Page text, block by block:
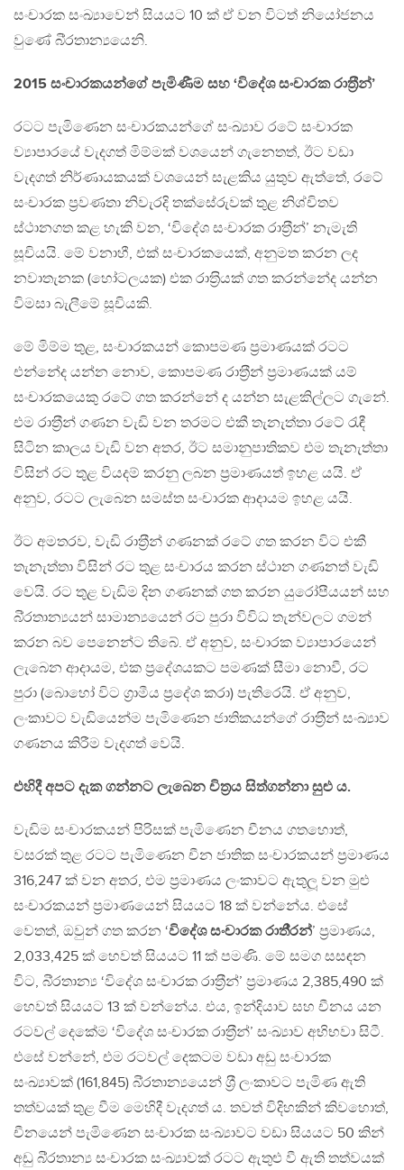
සංචාරක සංඛ්‍යාවෙන් සියයට 10 ක් ඒ වන විටත් නියෝජනය
වුණේ බි‍්‍රතාන්‍යයෙනි.
2015 සංචාරකයන්ගේ පැමිණීම සහ ‘විදේශ සංචාරක රාත‍්‍රීන්’
රටට පැමිණෙන සංචාරකයන්ගේ සංඛ්‍යාව රටේ සංචාරක
ව්‍යාපාරයේ වැදගත් මිම්මක් වශයෙන් ගැනෙතත්, ඊට වඩා
වැදගත් නිර්ණායකයක් වශයෙන් සැළකිය යුතුව ඇත්තේ, රටේ
සංචාරක ප‍්‍රවණතා නිවැරදි තක්සේරුවක් තුළ නිශ්චිතව
ස්ථානගත කළ හැකි වන, ‘විදේශ සංචාරක රාත‍්‍රීන්’ නැමැති
සූචියයි. මේ වනාහී, එක් සංචාරකයෙක්, අනුමත කරන ලද
නවාතැනක (හෝටලයක) එක රාත‍්‍රියක් ගත කරන්නේද යන්න
විමසා බැලීමේ සූචියකි.
මේ මිම්ම තුළ, සංචාරකයන් කොපමණ ප‍්‍රමාණයක් රටට
එන්නේද යන්න නොව, කොපමණ රාත‍්‍රීන් ප‍්‍රමාණයක් යම්
සංචාරකයෙකු රටේ ගත කරන්නේ ද යන්න සැළකිල්ලට ගැනේ.
එම රාත‍්‍රීන් ගණන වැඩි වන තරමට එකී තැනැත්තා රටේ රැඳී
සිටින කාලය වැඩි වන අතර, ඊට සමානුපාතිකව එම තැනැත්තා
විසින් රට තුළ වියදම් කරනු ලබන ප‍්‍රමාණයත් ඉහළ යයි. ඒ
අනුව, රටට ලැබෙන සමස්ත සංචාරක ආදායම ඉහළ යයි.
ඊට අමතරව, වැඩි රාත‍්‍රීන් ගණනක් රටේ ගත කරන විට එකී
තැනැත්තා විසින් රට තුළ සංචාරය කරන ස්ථාන ගණනත් වැඩි
වෙයි. රට තුළ වැඩිම දින ගණනක් ගත කරන යුරෝපීයයන් සහ
බි‍්‍රතාන්‍යයන් සාමාන්‍යයෙන් රට පුරා විවිධ තැන්වලට ගමන්
කරන බව පෙනෙන්ට තිබේ. ඒ අනුව, සංචාරක ව්‍යාපාරයෙන්
ලැබෙන ආදායම, එක ප‍්‍රදේශයකට පමණක් සීමා නොවී, රට
පුරා (බොහෝ විට ග‍්‍රාමීය ප‍්‍රදේශ කරා) පැතිරෙයි. ඒ අනුව,
ලංකාවට වැඩියෙන්ම පැමිණෙන ජාතිකයන්ගේ රාත‍්‍රීන් සංඛ්‍යාව
ගණනය කිරීම වැදගත් වෙයි.
එහිදී අපට දැක ගන්නට ලැබෙන චිත‍්‍රය සිත්ගන්නා සුළු ය.
වැඩිම සංචාරකයන් පිරිසක් පැමිණෙන චීනය ගතහොත්,
වසරක් තුළ රටට පැමිණෙන චීන ජාතික සංචාරකයන් ප‍්‍රමාණය
316,247 ක් වන අතර, එම ප‍්‍රමාණය ලංකාවට ඇතුලූ වන මුළු
සංචාරකයන් ප‍්‍රමාණයෙන් සියයට 18 ක් වන්නේය. එසේ
වෙතත්, ඔවුන් ගත කරන ‘විදේශ සංචාරක රාතී‍්‍රන්’ ප‍්‍රමාණය,
2,033,425 ක් හෙවත් සියයට 11 ක් පමණි. මේ සමග සසඳන
විට, බි‍්‍රතාන්‍ය ‘විදේශ සංචාරක රාත‍්‍රීන්’ ප‍්‍රමාණය 2,385,490 ක්
හෙවත් සියයට 13 ක් වන්නේය. එය, ඉන්දියාව සහ චීනය යන
රටවල් දෙකේම ‘විදේශ සංචාරක රාත‍්‍රීන්’ සංඛ්‍යාව අභිභවා සිටී.
එසේ වන්නේ, එම රටවල් දෙකටම වඩා අඩු සංචාරක
සංඛ්‍යාවක් (161,845) බි‍්‍රතාන්‍යයෙන් ශ‍්‍රී ලංකාවට පැමිණ ඇති
තත්වයක් තුළ වීම මෙහිදී වැදගත් ය. තවත් විදිහකින් කිවහොත්,
චීනයෙන් පැමිණෙන සංචාරක සංඛ්‍යාවට වඩා සියයට 50 කින්
අඩු බි‍්‍රතාන්‍ය සංචාරක සංඛ්‍යාවක් රටට ඇතුළු වී ඇති තත්වයක්